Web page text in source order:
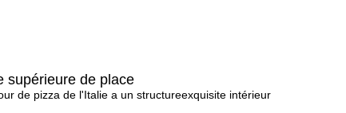
supérieure de place
de pizza de l'Italie a un structureexquisite intérieur